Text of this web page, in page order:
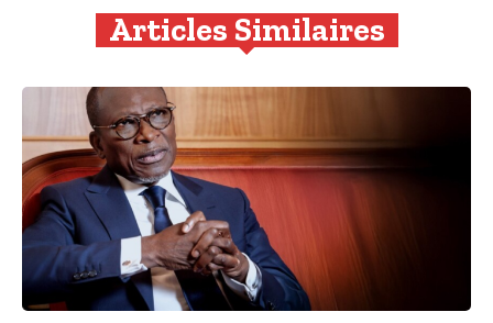
Articles Similaires